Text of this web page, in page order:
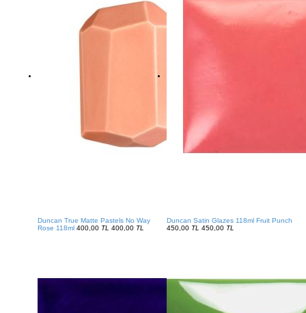
Duncan True Matte Pastels No Way
Rose 118ml 400,00 TL 400,00 TL
Duncan Satin Glazes 118ml Fruit Punch
450,00 TL 450,00 TL